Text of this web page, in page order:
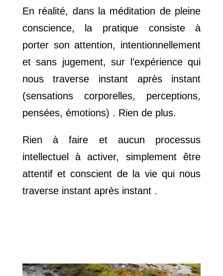
En réalité, dans la méditation de pleine
conscience, la pratique consiste à
porter son attention, intentionnellement
et sans jugement, sur l’expérience qui
nous traverse instant après instant
(sensations corporelles, perceptions,
pensées, émotions) . Rien de plus.
Rien à faire et aucun processus
intellectuel à activer, simplement être
attentif et conscient de la vie qui nous
traverse instant après instant .